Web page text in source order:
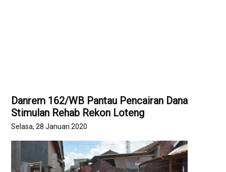
Danrem 162/WB Pantau Pencairan Dana
Stimulan Rehab Rekon Loteng
Selasa, 28 Januari 2020